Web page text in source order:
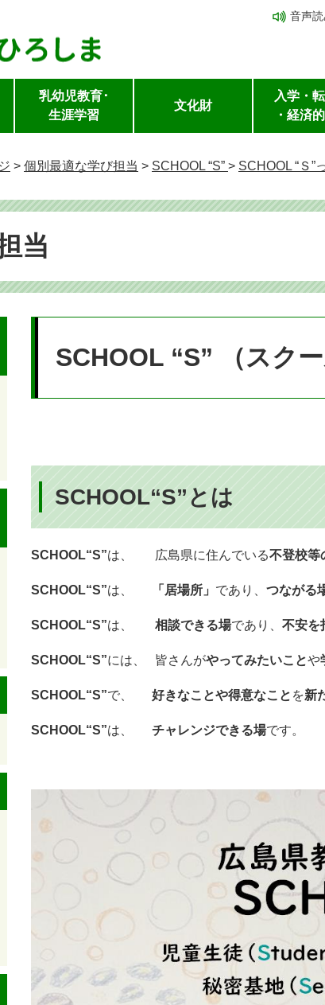
ー
し
音声
乳幼児教育･
生涯学習
文化財
入学・
・経済
> 個別最適な学び担当 > SCHOOL “S” > SCHOOL “Ｓ”
当
SCHOOL “S” （スクー
SCHOOL“S”とは
SCHOOL“S”は、 広島県に住んでいる不登校等
SCHOOL“S”は、 「居場所」 であり、 つながる
SCHOOL“S”は、 相談できる場であり、 不安を
SCHOOL“S”には、 皆さんがやってみたいことや
SCHOOL“S”で、 好きなことや得意なこと を新
SCHOOL“S”は、 チャレンジできる場です。